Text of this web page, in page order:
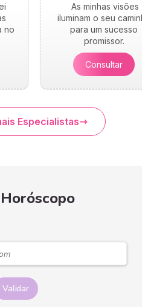
no
As minhas visões
iluminam o seu caminho
para um sucesso
promissor.
Consultar
Especialistas
Validar